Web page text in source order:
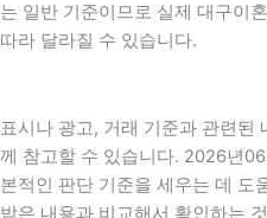
는 일반 기준이므로 실제 대구이
따라 달라질 수 있습니다.
표시나 광고, 거래 기준과 관련된
께 참고할 수 있습니다. 2026년
본적인 판단 기준을 세우는 데 도
받은 내용과 비교해서 확인하는